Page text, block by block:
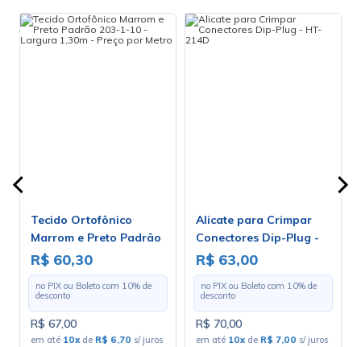
Tecido Ortofônico
Marrom e Preto Padrão
203-1-10 - Largura 1,30m
- Preço por Metro
R$ 60,30
no PIX ou Boleto com 10% de
desconto
R$ 67,00
em até 10xde R$ 6,70 s/ juros
Alicate para Crimpar
Conectores Dip-Plug -
HT-214D
R$ 63,00
no PIX ou Boleto com 10% de
desconto
R$ 70,00
em até 10xde R$ 7,00 s/ juros